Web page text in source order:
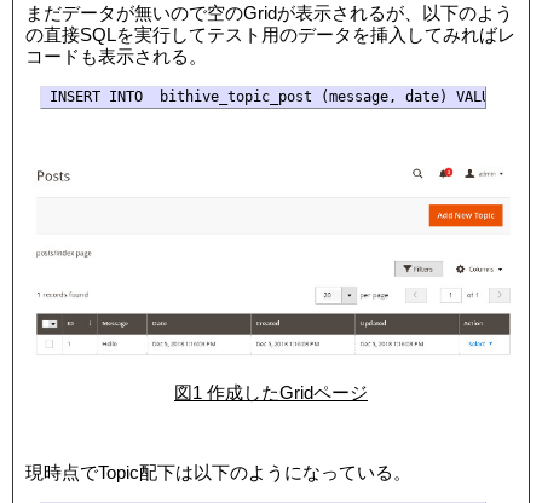
まだデータが無いので空のGridが表示されるが、以下のよう
の直接SQLを実行してテスト用のデータを挿入してみればレ
コードも表示される。
INSERT INTO  bithive_topic_post (message, date) VALUES
図1 作成したGridページ
現時点でTopic配下は以下のようになっている。